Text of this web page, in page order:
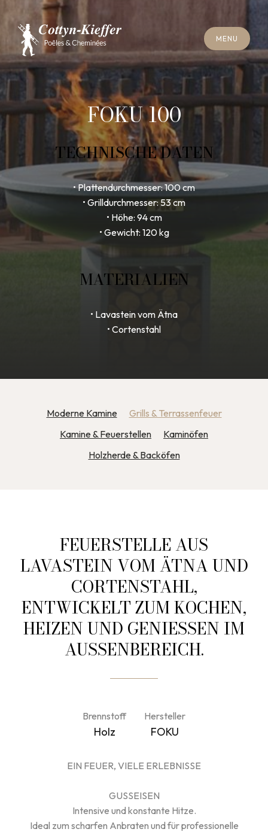
M EN U
MENU
T ERM SC O NS EI I U N G
T ERM N SC OR E UNG
HL
H E SS E N
FOKU 100
TECHNISCHE DATEN
• Plattendurchmesser: 100 cm
• Grilldurchmesser: 53 cm
• Höhe: 94 cm
• Gewicht: 120 kg
MATERIALIEN
• Lavastein vom Ätna
• Cortenstahl
Moderne Kamine
Grills & Terrassenfeuer
Kamine & Feuerstellen
Kaminöfen
Holzherde & Backöfen
FEUERSTELLE AUS
LAVASTEIN VOM ÄTNA UND
CORTENSTAHL,
ENTWICKELT ZUM KOCHEN,
HEIZEN UND GENIESSEN IM A
USSENBEREICH.
Brennstoff
Holz
Hersteller
FOKU
EIN FEUER, VIELE ERLEBNISSE
GUSSEISEN
Intensive und konstante Hitze.
Ideal zum scharfen Anbraten und für professionelle